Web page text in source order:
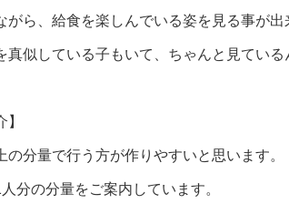
ら、給食を楽しんでいる姿を見る事が出
似している子もいて、ちゃんと見ている
分量で行う方が作りやすいと思います。
分の分量をご案内しています。